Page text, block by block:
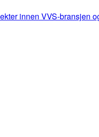
innen VVS-bransjen